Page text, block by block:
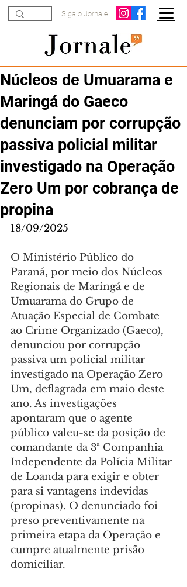
Siga o Jornale
Núcleos de Umuarama e
Maringá do Gaeco
denunciam por corrupção
passiva policial militar
investigado na Operação
Zero Um por cobrança de
propina
18/09/2025
O Ministério Público do
Paraná, por meio dos Núcleos
Regionais de Maringá e de
Umuarama do Grupo de
Atuação Especial de Combate
ao Crime Organizado (Gaeco),
denunciou por corrupção
passiva um policial militar
investigado na Operação Zero
Um, deflagrada em maio deste
ano. As investigações
apontaram que o agente
público valeu-se da posição de
comandante da 3ª Companhia
Independente da Polícia Militar
de Loanda para exigir e obter
para si vantagens indevidas
(propinas). O denunciado foi
preso preventivamente na
primeira etapa da Operação e
cumpre atualmente prisão
domiciliar.